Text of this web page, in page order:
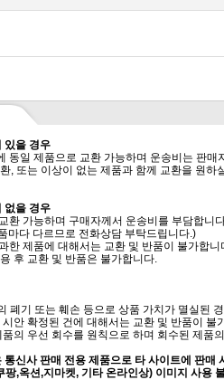
있을 경우
동일 제품으로 교환 가능하며 운송비는 판매
, 또는 이상이 없는 제품과 함께 교환을 원하
없을 경우
환 가능하며 구매자께서 운송비를 부담합니
마다 다르므로 전화상담 부탁드립니다.)
한 제품에 대해서는 교환 및 반품이 불가합니
후 교환 및 반품은 불가합니다.
폐기 또는 훼손 등으로 상품 가치가 멸실된
안 확정된 건에 대해서는 교환 및 반품이 불
의 우선 회수를 원칙으로 하며 회수된 제품
신사 판매 전용 제품으로 타 사이트에 판매
팡,옥션,지마켓, 기타 온라인상) 이미지 사용